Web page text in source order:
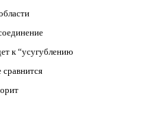
к “усугублению